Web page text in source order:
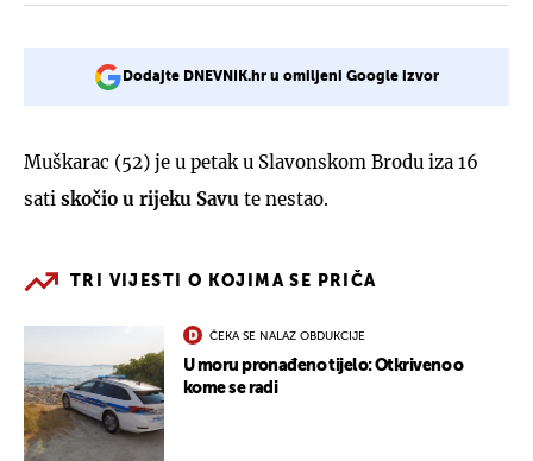
Dodajte DNEVNIK.hr u omiljeni Google izvor
Muškarac (52) je u petak u Slavonskom Brodu iza 16
sati skočio u rijeku Savu te nestao.
TRI VIJESTI O KOJIMA SE PRIČA
ČEKA SE NALAZ OBDUKCIJE
U moru pronađeno tijelo: Otkriveno o
kome se radi